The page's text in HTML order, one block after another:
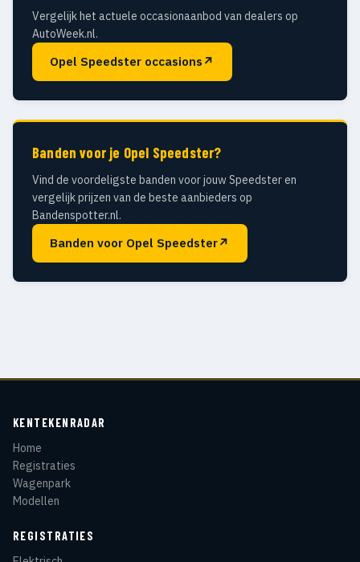
Vergelijk het actuele occasionaanbod van dealers op
AutoWeek.nl.
Opel Speedster occasions ↗
Banden voor je Opel Speedster?
Vind de voordeligste banden voor jouw Speedster en
vergelijk prijzen van de beste aanbieders op
Bandenspotter.nl.
Banden voor Opel Speedster↗
KENTEKENRADAR
Home
Registraties
Wagenpark
Modellen
REGISTRATIES